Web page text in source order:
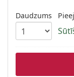
Prada
Daudzums